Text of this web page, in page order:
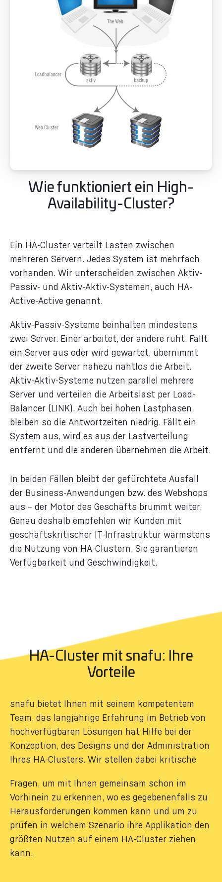
Wie funktioniert ein High-
Availability-Cluster?
Ein HA-Cluster verteilt Lasten zwischen
mehreren Servern. Jedes System ist mehrfach
vorhanden. Wir unterscheiden zwischen Aktiv-
Passiv- und Aktiv-Aktiv-Systemen, auch HA-
Active-Active genannt.
Aktiv-Passiv-Systeme beinhalten mindestens
zwei Server. Einer arbeitet, der andere ruht. Fällt
ein Server aus oder wird gewartet, übernimmt
der zweite Server nahezu nahtlos die Arbeit.
Aktiv-Aktiv-Systeme nutzen parallel mehrere
Server und verteilen die Arbeitslast per Load-
Balancer (LINK). Auch bei hohen Lastphasen
bleiben so die Antwortzeiten niedrig. Fällt ein
System aus, wird es aus der Lastverteilung
entfernt und die anderen übernehmen die Arbeit.
In beiden Fällen bleibt der gefürchtete Ausfall
der Business-Anwendungen bzw. des Webshops
aus – der Motor des Geschäfts brummt weiter.
Genau deshalb empfehlen wir Kunden mit
geschäftskritischer IT-Infrastruktur wärmstens
die Nutzung von HA-Clustern. Sie garantieren
Verfügbarkeit und Geschwindigkeit.
HA-Cluster mit snafu: Ihre
Vorteile​
snafu bietet Ihnen mit seinem kompetentem
Team, das langjährige Erfahrung im Betrieb von
hochverfügbaren Lösungen hat Hilfe bei der
Konzeption, des Designs und der Administration
Ihres HA-Clusters. Wir stellen dabei kritische
Fragen, um mit Ihnen gemeinsam schon im
Vorhinein zu erkennen, wo es gegebenenfalls zu
Herausforderungen kommen kann und um zu
prüfen in welchem Szenario ihre Applikation den
größten Nutzen auf einem HA-Cluster ziehen
kann.